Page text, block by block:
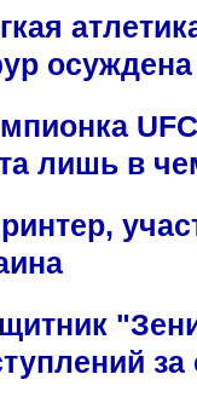
осуждена
лишь в